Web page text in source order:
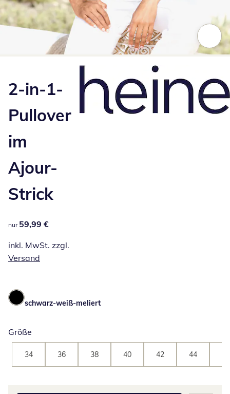
2-in-1-
Pullover
im
Ajour-
Strick
59,99 €
nur 59,99 €
inkl. MwSt. zzgl.
Versand
schwarz-weiß-meliert
Größe
34 36 38 40 42 44